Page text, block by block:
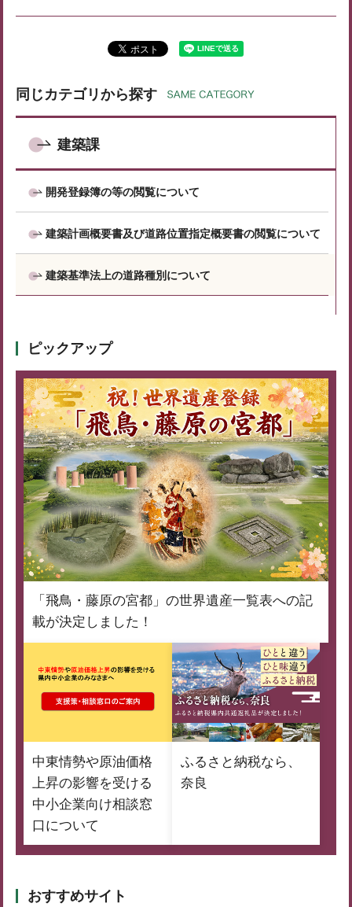
同じカテゴリから探す
建築課
開発登録簿の等の閲覧について
建築計画概要書及び道路位置指定概要書の閲覧について
建築基準法上の道路種別について
ピックアップ
「飛鳥・藤原の宮都」の世界遺産一覧表への記
載が決定しました！
中東情勢や原油価格
上昇の影響を受ける
中小企業向け相談窓
口について
ふるさと納税なら、
奈良
おすすめサイト